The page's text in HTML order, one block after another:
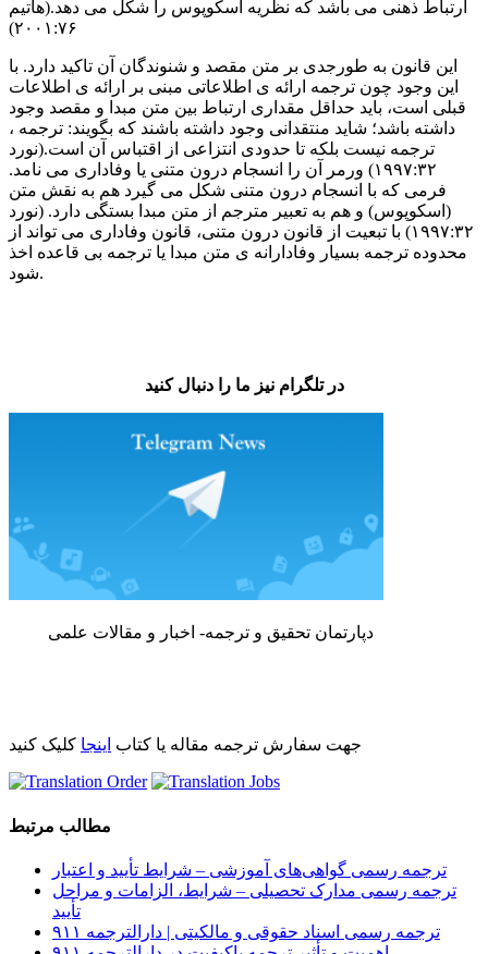
ارتباط ذهنی می باشد که نظریه اسکوپوس را شکل می دهد.(هاتیم
۲۰۰۱:۷۶)
این قانون به طورجدی بر متن مقصد و شنوندگان آن تاکید دارد. با
این وجود چون ترجمه ارائه ی اطلاعاتی مبنی بر ارائه ی اطلاعات
قبلی است، باید حداقل مقداری ارتباط بین متن مبدا و مقصد وجود
داشته باشد؛ شاید منتقدانی وجود داشته باشند که بگویند: ترجمه ،
ترجمه نیست بلکه تا حدودی انتزاعی از اقتباس آن است.(نورد
۱۹۹۷:۳۲) ورمر آن را انسجام درون متنی یا وفاداری می نامد.
فرمی که با انسجام درون متنی شکل می گیرد هم به نقش متن
(اسکوپوس) و هم به تعبیر مترجم از متن مبدا بستگی دارد. (نورد
۱۹۹۷:۳۲) با تبعیت از قانون درون متنی، قانون وفاداری می تواند از
محدوده ترجمه بسیار وفادارانه ی متن مبدا یا ترجمه بی قاعده اخذ
شود.
در تلگرام نیز ما را دنبال کنید
دپارتمان تحقیق و ترجمه- اخبار و مقالات علمی
جهت سفارش ترجمه مقاله یا کتاب اینجا کلیک کنید
مطالب مرتبط
ترجمه رسمی گواهی‌های آموزشی – شرایط تأیید و اعتبار
ترجمه رسمی مدارک تحصیلی – شرایط، الزامات و مراحل
تأیید
ترجمه رسمی اسناد حقوقی و مالکیتی | دارالترجمه ۹۱۱